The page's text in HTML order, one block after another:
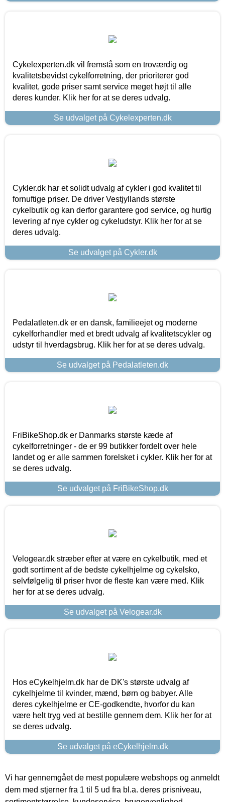
Cykelexperten.dk vil fremstå som en troværdig og
kvalitetsbevidst cykelforretning, der prioriterer god
kvalitet, gode priser samt service meget højt til alle
deres kunder. Klik her for at se deres udvalg.
Se udvalget på Cykelexperten.dk
Cykler.dk har et solidt udvalg af cykler i god kvalitet til
fornuftige priser. De driver Vestjyllands største
cykelbutik og kan derfor garantere god service, og hurtig
levering af nye cykler og cykeludstyr. Klik her for at se
deres udvalg.
Se udvalget på Cykler.dk
Pedalatleten.dk er en dansk, familieejet og moderne
cykelforhandler med et bredt udvalg af kvalitetscykler og
udstyr til hverdagsbrug. Klik her for at se deres udvalg.
Se udvalget på Pedalatleten.dk
FriBikeShop.dk er Danmarks største kæde af
cykelforretninger - de er 99 butikker fordelt over hele
landet og er alle sammen forelsket i cykler. Klik her for at
se deres udvalg.
Se udvalget på FriBikeShop.dk
Velogear.dk stræber efter at være en cykelbutik, med et
godt sortiment af de bedste cykelhjelme og cykelsko,
selvfølgelig til priser hvor de fleste kan være med. Klik
her for at se deres udvalg.
Se udvalget på Velogear.dk
Hos eCykelhjelm.dk har de DK's største udvalg af
cykelhjelme til kvinder, mænd, børn og babyer. Alle
deres cykelhjelme er CE-godkendte, hvorfor du kan
være helt tryg ved at bestille gennem dem. Klik her for at
se deres udvalg.
Se udvalget på eCykelhjelm.dk
Vi har gennemgået de mest populære webshops og anmeldt
dem med stjerner fra 1 til 5 ud fra bl.a. deres prisniveau,